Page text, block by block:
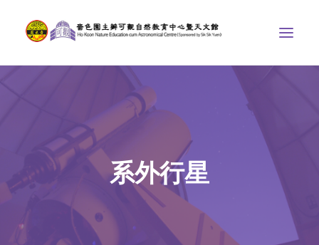
博物天地
比賽/專題計劃
系外行星